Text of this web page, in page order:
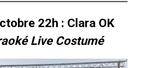
22h : Clara OK
Live Costumé